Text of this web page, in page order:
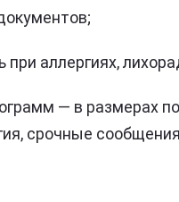
аллергиях,
— в размерах
срочные